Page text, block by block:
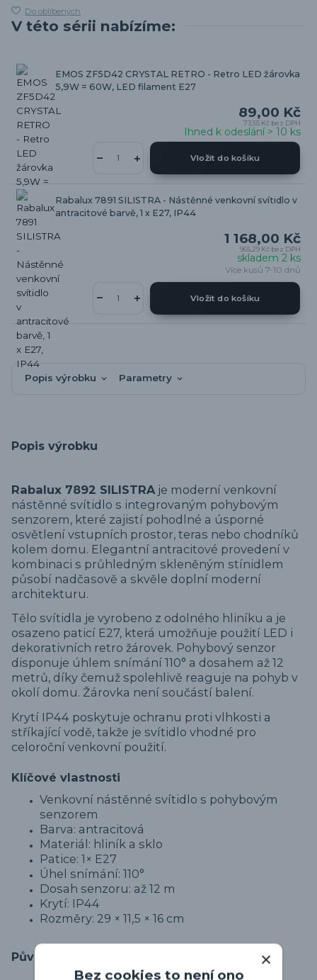
Do oblíbených
V této sérii nabízíme:
EMOS ZF5D42 CRYSTAL RETRO - Retro LED žárovka
5,9W = 60W, LED filament E27
89,00 Kč
73,55 Kč bez DPH
Ihned k odeslání > 10 ks
Vložit do košíku
Rabalux 7891 SILISTRA - Nástěnné venkovní svítidlo v
antracitové barvě, 1 x E27, IP44
1 168,00 Kč
965,29 Kč bez DPH
skladem 2 ks
Více kusů 7-10 dnů
Vložit do košíku
Popis výrobku Parametry
Popis výrobku
Rabalux 7892 SILISTRA je moderní venkovní
nástěnné svítidlo s integrovaným pohybovým
senzorem, které zajistí pohodlné a úsporné
osvětlení vstupních prostor, teras nebo chodníků
kolem domu. Elegantní antracitové provedení v
kombinaci s průhledným skleněným stínidlem
působí nadčasově a skvěle doplní moderní
architekturu.
Tělo svítidla je vyrobeno z odolného hliníku a je
osazeno paticí E27, která umožňuje použití LED i
dekorativních retro žárovek. Pohybový senzor
disponuje úhlem snímání 110° a dosahem až 12
metrů, díky čemuž spolehlivě reaguje na pohyb v
okolí domu. Žárovka není součástí balení.
Krytí IP44 poskytuje ochranu proti vlhkosti a
stříkající vodě, takže je svítidlo vhodné pro
celoroční venkovní použití.
Klíčové vlastnosti
Venkovní nástěnné svítidlo s pohybovým
senzorem
Barva: antracitová
Materiál: hliník a sklo
Patice: 1× E27
Úhel snímání: 110°
Dosah senzoru: až 12 m
Krytí: IP44
Rozměry: 29 × 11,5 × 16 cm
Původ zboží
Bez cookies to není ono